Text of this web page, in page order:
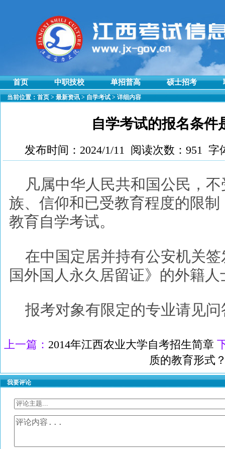
首页 中职技校 单招普高 硕士招考
当前位置： 首页 > 最新资讯 > 自学考试 > 详细内容
自学考试的报名条件
发布时间：2024/1/11 阅读次数：951 字
凡属中华人民共和国公民，
族、信仰和已受教育程度的限
教育自学考试。
在中国定居并持有公安机关
国外国人永久居留证》的外籍
报考对象有限定的专业请见问
上一篇： 2014年江西农业大学自考招生简章
质的教育形式
我要评论